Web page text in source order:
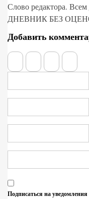
Слово редактора.
ДНЕВНИК БЕЗ
Добавить
Подписаться на